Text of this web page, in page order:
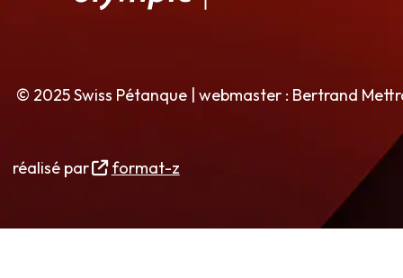
© 2025 Swiss Pétanque | webmaster : Bertrand
réalisé par format-z